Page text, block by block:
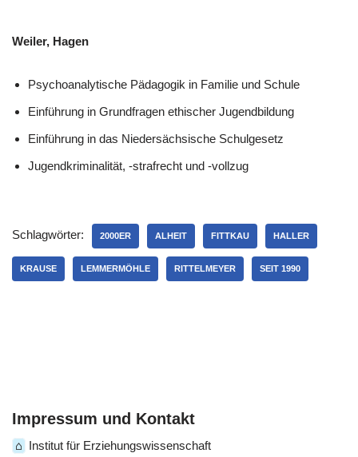
Weiler, Hagen
Psychoanalytische Pädagogik in Familie und Schule
Einführung in Grundfragen ethischer Jugendbildung
Einführung in das Niedersächsische Schulgesetz
Jugendkriminalität, -strafrecht und -vollzug
Schlagwörter: 2000ER ALHEIT FITTKAU HALLER
KRAUSE LEMMERMÖHLE RITTELMEYER SEIT 1990
Impressum und Kontakt
⌂ Institut für Erziehungswissenschaft